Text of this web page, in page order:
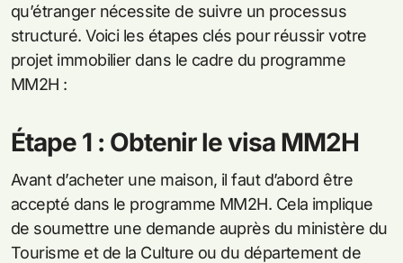
qu’étranger nécessite de suivre un processus
structuré. Voici les étapes clés pour réussir votre
projet immobilier dans le cadre du programme
MM2H :
Étape 1 : Obtenir le visa MM2H
Avant d’acheter une maison, il faut d’abord être
accepté dans le programme MM2H. Cela implique
de soumettre une demande auprès du ministère du
Tourisme et de la Culture ou du département de